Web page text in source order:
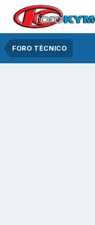
FORO TÉCNICO